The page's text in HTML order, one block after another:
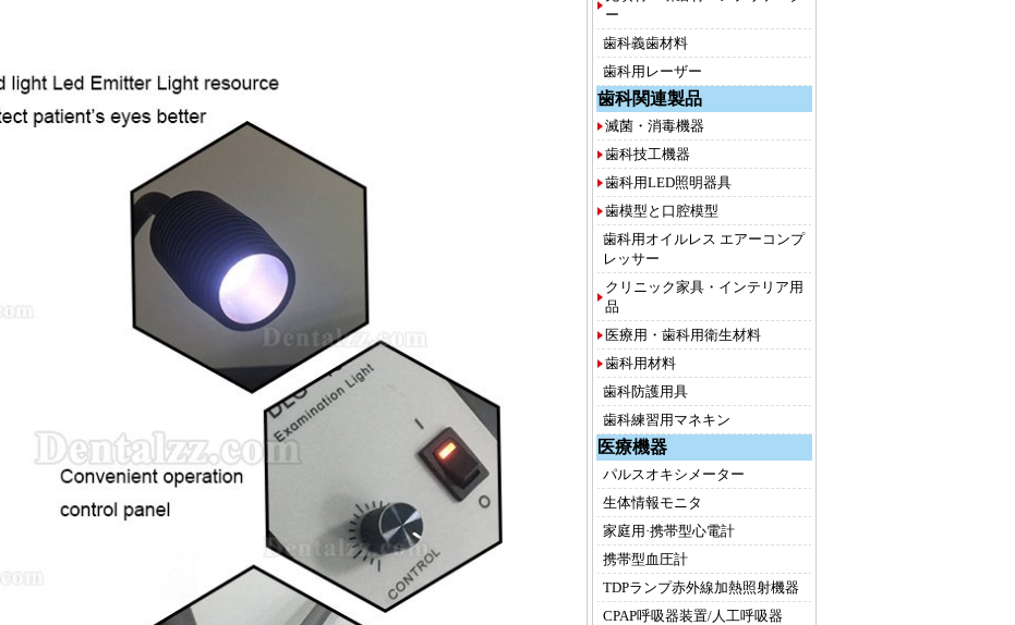
ー
歯科義歯材料
歯科用レーザー
歯科関連製品
滅菌・消毒機器
歯科技工機器
歯科用LED照明器具
歯模型と口腔模型
歯科用オイルレス エアーコンプ
レッサー
クリニック家具・インテリア用
品
医療用・歯科用衛生材料
歯科用材料
歯科防護用具
歯科練習用マネキン
医療機器
パルスオキシメーター
生体情報モニタ
家庭用·携帯型心電計
携帯型血圧計
TDPランプ赤外線加熱照射機器
CPAP呼吸器装置/人工呼吸器